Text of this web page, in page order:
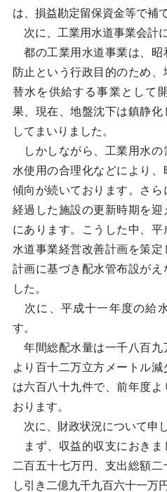
は、損益勘定留保資金等で補
次に、工業用水道事業会計
都の工業用水道事業は、昭
防止という行政目的のため
替水を供給する事業として
果、現在、地盤沈下は鎮静
してまいりました。
しかしながら、工業用水の
水使用の合理化などにより
傾向が続いております。さ
経過した施設の更新時期を
にあります。こうした中、
水道事業経営改善計画を策
計画に基づき配水管布設がえ
した。
次に、平成十一年度の給
す。
年間総配水量は一千八百九
より百十二万立方メートル
は六百八十九件で、前年度
おります。
次に、財政状況について申
まず、収益的収支におきま
二百五十七万円、支出総額
し引き二億九千九百六十一万